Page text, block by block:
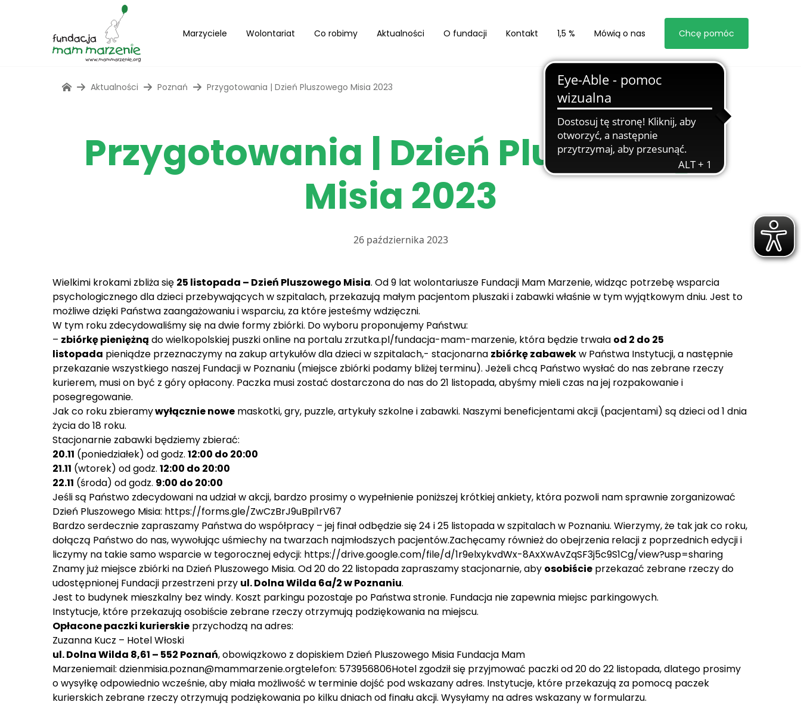
Marzyciele Wolontariat Co robimy Aktualności O fundacji Kontakt 1,5 % Mówią o nas Chcę pomóc
Aktualności Poznań Przygotowania | Dzień Pluszowego Misia 2023
Przygotowania | Dzień Pluszowego
Misia 2023
26 października 2023
Wielkimi krokami zbliża się 25 listopada – Dzień Pluszowego Misia. Od 9 lat wolontariusze Fundacji Mam Marzenie, widząc potrzebę wsparcia
psychologicznego dla dzieci przebywających w szpitalach, przekazują małym pacjentom pluszaki i zabawki właśnie w tym wyjątkowym dniu. Jest to
możliwe dzięki Państwa zaangażowaniu i wsparciu, za które jesteśmy wdzięczni.
W tym roku zdecydowaliśmy się na dwie formy zbiórki. Do wyboru proponujemy Państwu:
– zbiórkę pieniężną do wielkopolskiej puszki online na portalu zrzutka.pl/fundacja-mam-marzenie, która będzie trwała od 2 do 25
listopada pieniądze przeznaczymy na zakup artykułów dla dzieci w szpitalach,- stacjonarna zbiórkę zabawekw Państwa Instytucji, a następnie
przekazanie wszystkiego naszej Fundacji w Poznaniu (miejsce zbiórki podamy bliżej terminu). Jeżeli chcą Państwo wysłać do nas zebrane rzeczy
kurierem, musi on być z góry opłacony. Paczka musi zostać dostarczona do nas do 21 listopada, abyśmy mieli czas na jej rozpakowanie i
posegregowanie.
Jak co roku zbieramywyłącznie nowe maskotki, gry, puzzle, artykuły szkolne i zabawki. Naszymi beneficjentami akcji (pacjentami) są dzieci od 1 dnia
życia do 18 roku.
Stacjonarnie zabawki będziemy zbierać:
20.11 (poniedziałek) od godz. 12:00 do 20:00
21.11 (wtorek) od godz. 12:00 do 20:00
22.11 (środa) od godz. 9:00 do 20:00
Jeśli są Państwo zdecydowani na udział w akcji, bardzo prosimy o wypełnienie poniższej krótkiej ankiety, która pozwoli nam sprawnie zorganizować
Dzień Pluszowego Misia: https://forms.gle/ZwCzBrJ9uBpi1rV67
Bardzo serdecznie zapraszamy Państwa do współpracy – jej finał odbędzie się 24 i 25 listopada w szpitalach w Poznaniu. Wierzymy, że tak jak co roku,
dołączą Państwo do nas, wywołując uśmiechy na twarzach najmłodszych pacjentów.Zachęcamy również do obejrzenia relacji z poprzednich edycji i
liczymy na takie samo wsparcie w tegorocznej edycji: https://drive.google.com/file/d/1r9elxykvdWx-8AxXwAvZqSF3j5c9S1Cg/view?usp=sharing
Znamy już miejsce zbiórki na Dzień Pluszowego Misia. Od 20 do 22 listopada zapraszamy stacjonarnie, aby osobiście przekazać zebrane rzeczy do
udostępnionej Fundacji przestrzeni przy ul. Dolna Wilda 6a/2 w Poznaniu.
Jest to budynek mieszkalny bez windy. Koszt parkingu pozostaje po Państwa stronie. Fundacja nie zapewnia miejsc parkingowych.
Instytucje, które przekazują osobiście zebrane rzeczy otrzymują podziękowania na miejscu.
Opłacone paczki kurierskie przychodzą na adres:
Zuzanna Kucz – Hotel Włoski
ul. Dolna Wilda 8,61 – 552 Poznań, obowiązkowo z dopiskiem Dzień Pluszowego Misia Fundacja Mam
Marzeniemail: dzienmisia.poznan@mammarzenie.orgtelefon: 573956806Hotel zgodził się przyjmować paczki od 20 do 22 listopada, dlatego prosimy
o wysyłkę odpowiednio wcześnie, aby miała możliwość w terminie dojść pod wskazany adres. Instytucje, które przekazują za pomocą paczek
kurierskich zebrane rzeczy otrzymują podziękowania po kilku dniach od finału akcji. Wysyłamy na adres wskazany w formularzu.